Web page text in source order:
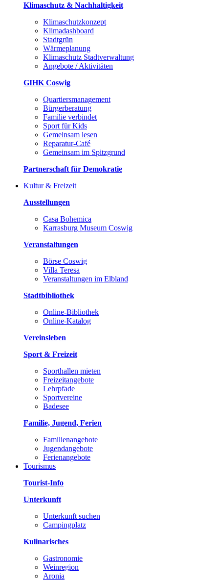
Klimaschutz & Nachhaltigkeit
Klimaschutzkonzept
Klimadashboard
Stadtgrün
Wärmeplanung
Klimaschutz Stadtverwaltung
Angebote / Aktivitäten
GIHK Coswig
Quartiersmanagement
Bürgerberatung
Familie verbindet
Sport für Kids
Gemeinsam lesen
Reparatur-Café
Gemeinsam im Spitzgrund
Partnerschaft für Demokratie
Kultur & Freizeit
Ausstellungen
Casa Bohemica
Karrasburg Museum Coswig
Veranstaltungen
Börse Coswig
Villa Teresa
Veranstaltungen im Elbland
Stadtbibliothek
Online-Bibliothek
Online-Katalog
Vereinsleben
Sport & Freizeit
Sporthallen mieten
Freizeitangebote
Lehrpfade
Sportvereine
Badesee
Familie, Jugend, Ferien
Familienangebote
Jugendangebote
Ferienangebote
Tourismus
Tourist-Info
Unterkunft
Unterkunft suchen
Campingplatz
Kulinarisches
Gastronomie
Weinregion
Aronia